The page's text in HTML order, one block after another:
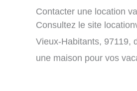
Contacter une location
Consultez le site
Vieux-Habitants, 97119,
une maison pour vos